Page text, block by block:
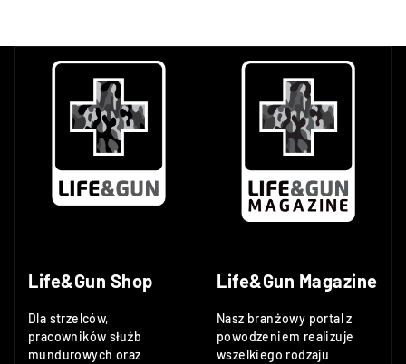
Life&Gun Shop
Dla strzelców,
pracowników służb
mundurowych oraz
Life&Gun Magazine
Nasz branżowy portal z
powodzeniem realizuje
wszelkiego rodzaju